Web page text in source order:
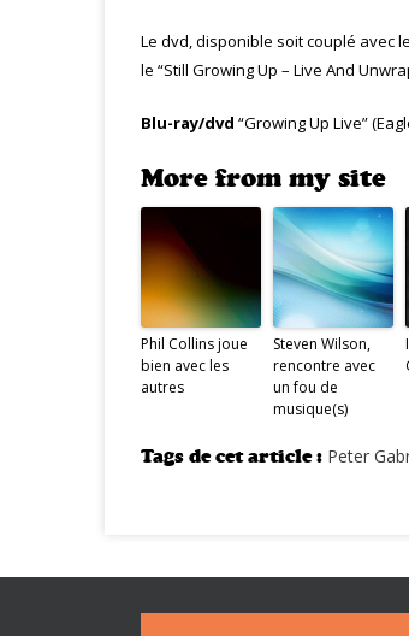
Le dvd, disponible soit couplé avec
le “Still Growing Up – Live And
Blu-ray/dvd “Growing Up Live”
More from my site
Phil Collins joue
bien avec les
autres
Steven Wilson,
rencontre avec
un fou de
musique(s)
Tags de cet article : Peter